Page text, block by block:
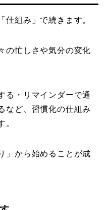
仕組み」で続きます。
の忙しさや気分の変化
る・リマインダーで通
など、習慣化の仕組み
。
」から始めることが成